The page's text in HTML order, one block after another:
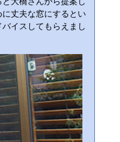
丈夫な窓にするとい
イスしてもらえまし